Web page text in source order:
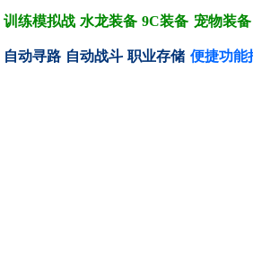
训练模拟战 水龙装备 9C装备 宠物装备
自动寻路 自动战斗 职业存储 便捷功能